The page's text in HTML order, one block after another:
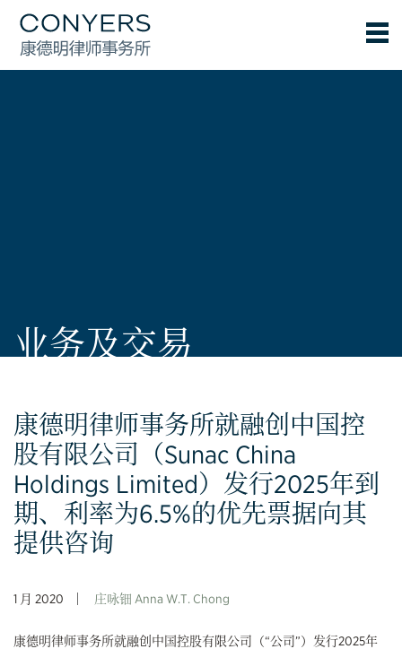
业务及交易
康德明律师事务所就融创中国控
股有限公司（Sunac China
Holdings Limited）发行2025年到
期、利率为6.5%的优先票据向其
提供咨询
1 月 2020 庄咏钿 Anna W.T. Chong
康德明律师事务所就融创中国控股有限公司（“公司”）发行2025年